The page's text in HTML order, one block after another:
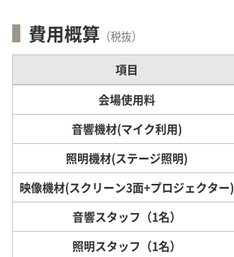
費用概算 （税抜）
項目
会場使用料
音響機材(マイク利用)
照明機材(ステージ照明)
映像機材(スクリーン3面+プロジェクター)
音響スタッフ（1名）
照明スタッフ（1名）